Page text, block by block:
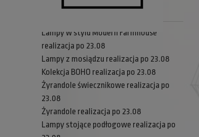
Lampy w stylu Modern Farmhouse
realizacja po 23.08
Lampy z mosiądzu realizacja po 23.08
Kolekcja BOHO realizacja po 23.08
Żyrandole świecznikowe realizacja po
23.08
Żyrandole realizacja po 23.08
Lampy stojące podłogowe realizacja po